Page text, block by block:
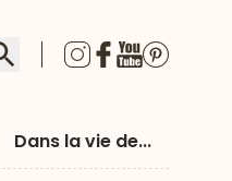
Rechercher
Dans la vie de...